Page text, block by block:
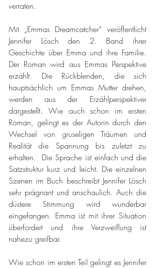
verraten.
Mit „Emmas Dreamcatcher“ veröffentlicht
Jennifer Lösch den 2. Band ihrer
Geschichte über Emma und ihre Familie.
Der Roman wird aus Emmas Perspektive
erzählt. Die Rückblenden, die sich
hauptsächlich um Emmas Mutter drehen,
werden aus der Erzählperspektiver
dargestellt. Wie auch schon im ersten
Roman, gelingt es der Autorin durch den
Wechsel von gruseligen Träumen und
Realität die Spannung bis zuletzt zu
erhalten.  Die Sprache ist einfach und die
Satzstruktur kurz und leicht. Die einzelnen
Szenen im Buch beschreibt Jennifer Lösch
sehr prägnant und anschaulich. Auch die
düstere Stimmung wird wunderbar
eingefangen. Emma ist mit ihrer Situation
überfordert und ihre Verzweiflung ist
nahezu greifbar.
Wie schon im ersten Teil gelingt es Jennifer